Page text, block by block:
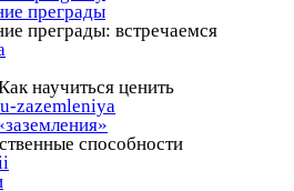
преграды
преграды: встречаемся
научиться ценить
способности